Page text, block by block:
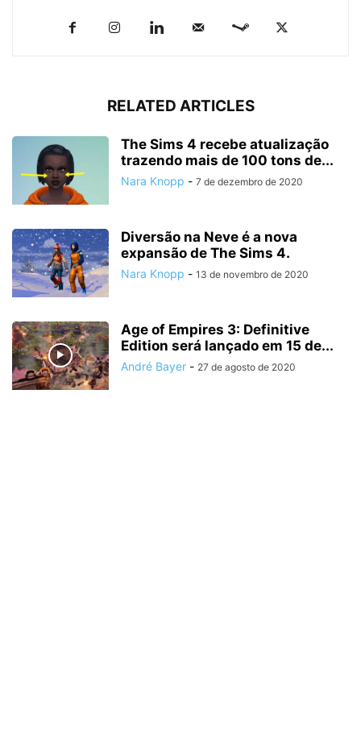
RELATED ARTICLES
The Sims 4 recebe atualização
trazendo mais de 100 tons de...
Nara Knopp - 7 de dezembro de 2020
Diversão na Neve é a nova
expansão de The Sims 4.
Nara Knopp - 13 de novembro de 2020
Age of Empires 3: Definitive
Edition será lançado em 15 de...
André Bayer - 27 de agosto de 2020